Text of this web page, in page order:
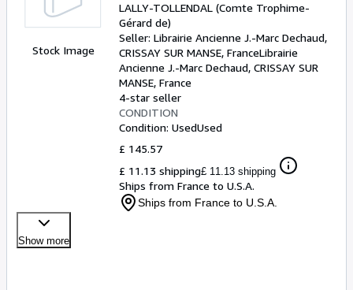
Stock Image
l'histoire générale d'Angleterre,
d'Ecosse et d'Irlande à cette
époque.
LALLY-TOLLENDAL (Comte Trophime-
Gérard de)
Seller: Librairie Ancienne J.-Marc Dechaud,
CRISSAY SUR MANSE, FranceLibrairie
Ancienne J.-Marc Dechaud, CRISSAY SUR
MANSE, France
4-star seller
CONDITION
Condition: UsedUsed
£ 145.57
£ 11.13 shipping£ 11.13 shipping
Ships from France to U.S.A.
Ships from France to U.S.A.
Show more